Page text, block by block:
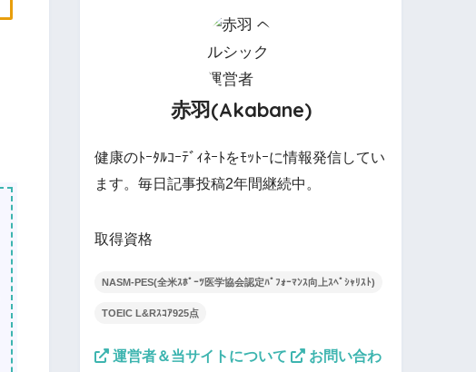
赤羽(Akabane)
健康のﾄｰﾀﾙｺｰﾃﾞｨﾈｰﾄをﾓｯﾄｰに情報発信してい
ます。毎日記事投稿2年間継続中。
取得資格
NASM-PES(全米ｽﾎﾟｰﾂ医学協会認定ﾊﾟﾌｫｰﾏﾝｽ向上ｽﾍﾟｼｬﾘｽﾄ)
TOEIC L&Rｽｺｱ925点
運営者＆当サイトについて
お問い合わ